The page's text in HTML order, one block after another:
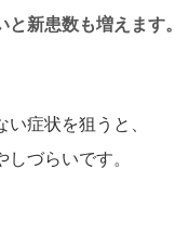
と新患数も増えます。
い症状を狙うと、
づらいです。